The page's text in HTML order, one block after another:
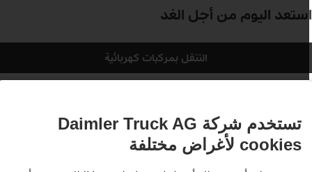
اليوم من أجل الغد
التنقل بمركبات كهربائية